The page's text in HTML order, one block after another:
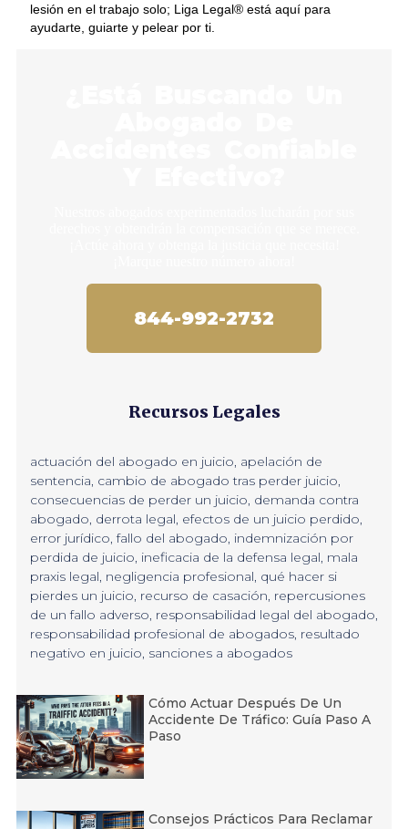
lesión en el trabajo solo; Liga Legal® está aquí para
ayudarte, guiarte y pelear por ti.
844-992-2732
Recursos Legales
actuación del abogado en juicio, apelación de
sentencia, cambio de abogado tras perder juicio,
consecuencias de perder un juicio, demanda contra
abogado, derrota legal, efectos de un juicio perdido,
error jurídico,fallo del abogado, indemnización por
perdida de juicio, ineficacia de la defensa legal, mala
praxis legal, negligencia profesional, qué hacer si
pierdes un juicio, recurso de casación, repercusiones
de un fallo adverso, responsabilidad legal del abogado,
responsabilidad profesional de abogados, resultado
negativo en juicio, sanciones a abogados
Cómo Actuar Después De Un
Accidente De Tráfico: Guía Paso A
Paso
Consejos Prácticos Para Reclamar